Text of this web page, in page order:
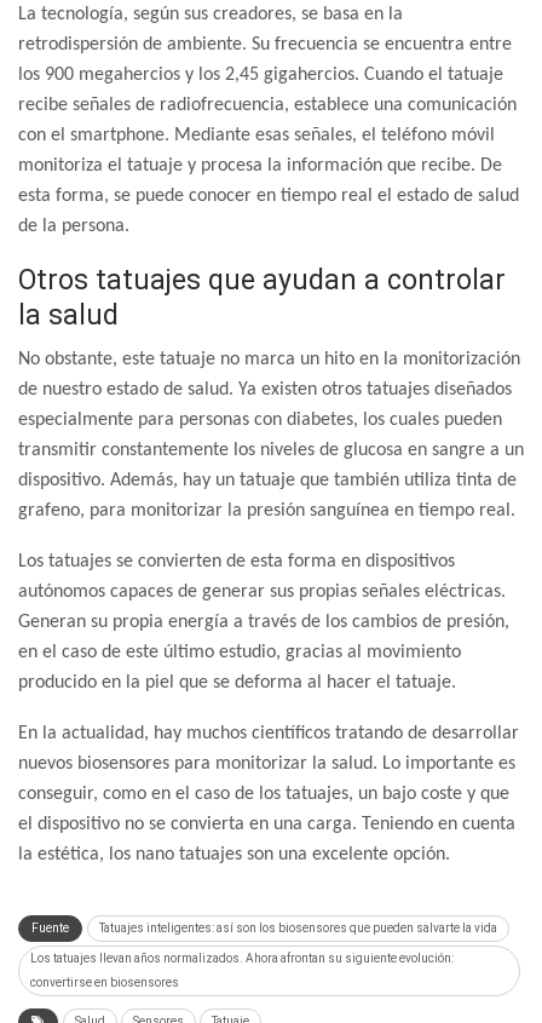
La tecnología, según sus creadores, se basa en la
retrodispersión de ambiente. Su frecuencia se encuentra entre
los 900 megahercios y los 2,45 gigahercios. Cuando el tatuaje
recibe señales de radiofrecuencia, establece una comunicación
con el smartphone. Mediante esas señales, el teléfono móvil
monitoriza el tatuaje y procesa la información que recibe. De
esta forma, se puede conocer en tiempo real el estado de salud
de la persona.
Otros tatuajes que ayudan a controlar
la salud
No obstante, este tatuaje no marca un hito en la monitorización
de nuestro estado de salud. Ya existen otros tatuajes diseñados
especialmente para personas con diabetes, los cuales pueden
transmitir constantemente los niveles de glucosa en sangre a un
dispositivo. Además, hay un tatuaje que también utiliza tinta de
grafeno, para monitorizar la presión sanguínea en tiempo real.
Los tatuajes se convierten de esta forma en dispositivos
autónomos capaces de generar sus propias señales eléctricas.
Generan su propia energía a través de los cambios de presión,
en el caso de este último estudio, gracias al movimiento
producido en la piel que se deforma al hacer el tatuaje.
En la actualidad, hay muchos científicos tratando de desarrollar
nuevos biosensores para monitorizar la salud. Lo importante es
conseguir, como en el caso de los tatuajes, un bajo coste y que
el dispositivo no se convierta en una carga. Teniendo en cuenta
la estética, los nano tatuajes son una excelente opción.
Fuente Tatuajes inteligentes: así son los biosensores que pueden salvarte la vida
Los tatuajes llevan años normalizados. Ahora afrontan su siguiente evolución:
convertirse en biosensores